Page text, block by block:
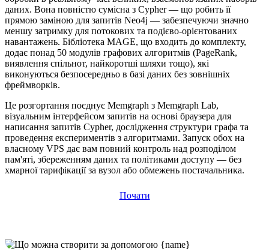
даних. Вона повністю сумісна з Cypher — що робить її
прямою заміною для запитів Neo4j — забезпечуючи значно
меншу затримку для потокових та подієво-орієнтованих
навантажень. Бібліотека MAGE, що входить до комплекту,
додає понад 50 модулів графових алгоритмів (PageRank,
виявлення спільнот, найкоротші шляхи тощо), які
виконуються безпосередньо в базі даних без зовнішніх
фреймворків.
Це розгортання поєднує Memgraph з Memgraph Lab,
візуальним інтерфейсом запитів на основі браузера для
написання запитів Cypher, дослідження структури графа та
проведення експериментів з алгоритмами. Запуск обох на
власному VPS дає вам повний контроль над розподілом
пам'яті, збереженням даних та політиками доступу — без
хмарної тарифікації за вузол або обмежень постачальника.
Почати